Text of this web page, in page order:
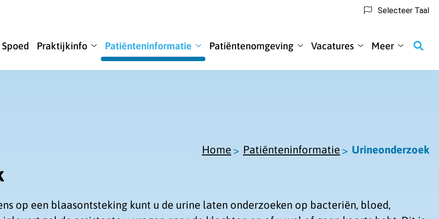
Selecteer Taal
Spoed Praktijkinfo
submenu
Patiënteninformatie
Patiënteninformatie
submenu
Patiëntenomgeving Vacatures Meer
Home Patiënteninformatie Urineonderzoek
op een blaasontsteking kunt u de urine laten onderzoeken op bacteriën, bloed,